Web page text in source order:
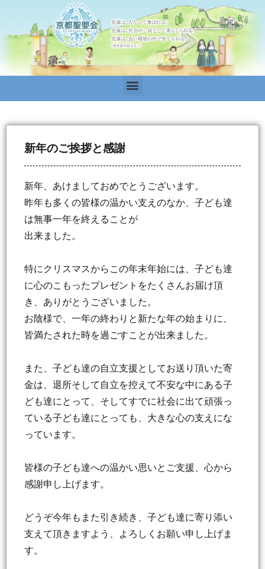
新年のご挨拶と感謝
新年、あけましておめでとうございます。
昨年も多くの皆様の温かい支えのなか、子ども達
は無事一年を終えることが
出来ました。
特にクリスマスからこの年末年始には、子ども達
に心のこもったプレゼントをたくさんお届け頂
き、ありがとうございました。
お陰様で、一年の終わりと新たな年の始まりに、
皆満たされた時を過ごすことが出来ました。
また、子ども達の自立支援としてお送り頂いた寄
金は、退所そして自立を控えて不安な中にある子
ども達にとって、そしてすでに社会に出て頑張っ
ている子ども達にとっても、大きな心の支えにな
っています。
皆様の子ども達への温かい思いとご支援、心から
感謝申し上げます。
どうぞ今年もまた引き続き、子ども達に寄り添い
支えて頂きますよう、よろしくお願い申し上げま
す。